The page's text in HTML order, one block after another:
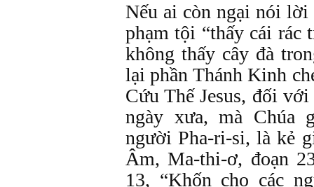
Nếu ai còn ngại nói lời
phạm tội “thấy cái rác
không thấy cây đà
lại phần Thánh Kinh
Cứu Thế Jesus, đối
ngày xưa, mà Chúa
người Pha-ri-si, là kẻ
Âm, Ma-thi-ơ, đoạn
13, “Khốn cho các